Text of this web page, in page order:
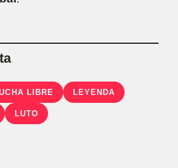
LIBRE LEYENDA
LUTO